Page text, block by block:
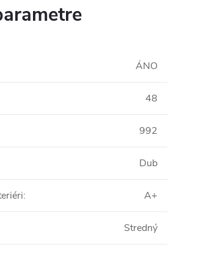
ÁNO
48
992
Dub
: A+
Stredný